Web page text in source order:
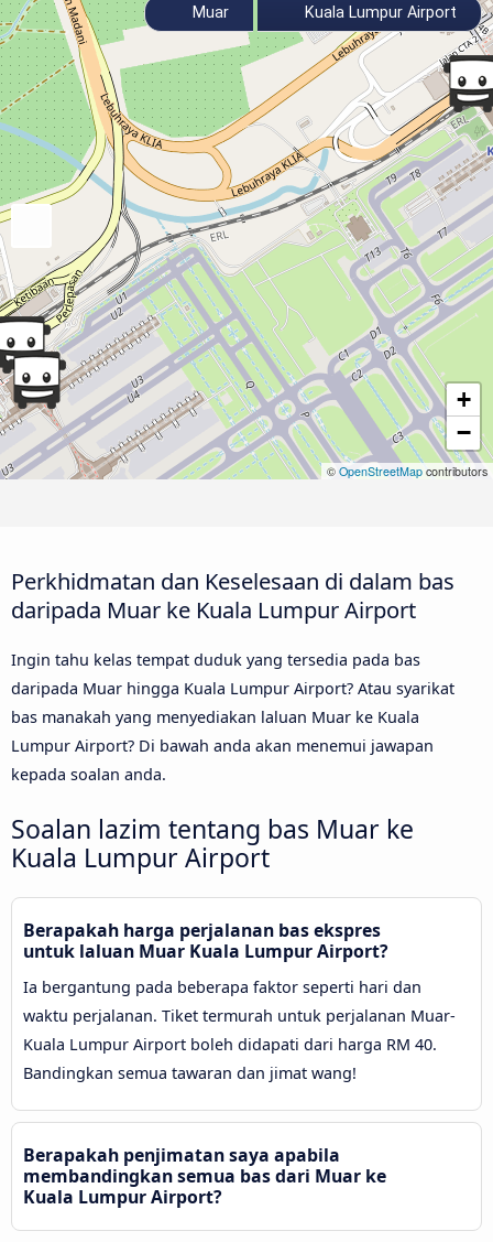
+
−
© OpenStreetMap contributors
Muar Kuala Lumpur Airport
Perkhidmatan dan Keselesaan di dalam bas
daripada Muar ke Kuala Lumpur Airport
Ingin tahu kelas tempat duduk yang tersedia pada bas
daripada Muar hingga Kuala Lumpur Airport? Atau syarikat
bas manakah yang menyediakan laluan Muar ke Kuala
Lumpur Airport? Di bawah anda akan menemui jawapan
kepada soalan anda.
Soalan lazim tentang bas Muar ke
Kuala Lumpur Airport
Berapakah harga perjalanan bas ekspres
untuk laluan Muar Kuala Lumpur Airport?
Ia bergantung pada beberapa faktor seperti hari dan
waktu perjalanan. Tiket termurah untuk perjalanan Muar-
Kuala Lumpur Airport boleh didapati dari harga RM 40.
Bandingkan semua tawaran dan jimat wang!
Berapakah penjimatan saya apabila
membandingkan semua bas dari Muar ke
Kuala Lumpur Airport?